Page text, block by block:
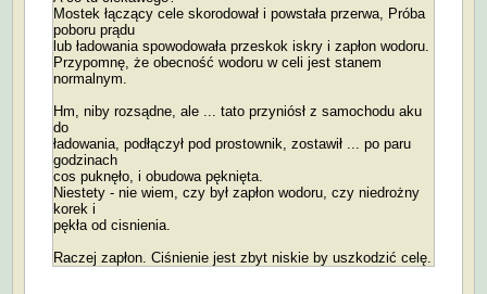
Mostek łączący cele skorodował i powstała przerwa, Próba
poboru prądu
lub ładowania spowodowała przeskok iskry i zapłon wodoru.
Przypomnę, że obecność wodoru w celi jest stanem
normalnym.
Hm, niby rozsądne, ale ... tato przyniósł z samochodu aku
do
ładowania, podłączył pod prostownik, zostawił ... po paru
godzinach
cos puknęło, i obudowa pęknięta.
Niestety - nie wiem, czy był zapłon wodoru, czy niedrożny
korek i
pękła od cisnienia.
Raczej zapłon. Ciśnienie jest zbyt niskie by uszkodzić celę.